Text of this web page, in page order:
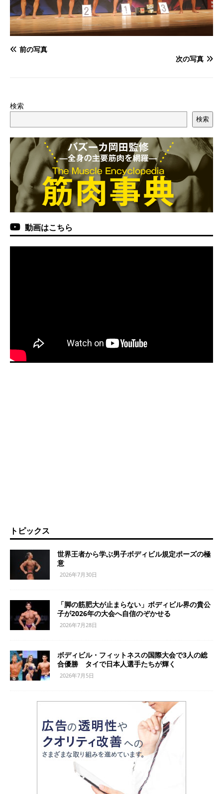
前の写真
次の写真
検索
検索
動画はこちら
トピックス
世界王者から学ぶ男子ボディビル規定ポーズの極
意
2026年7月30日
「脚の筋肥大が止まらない」ボディビル界の貴公
子が2026年の大会へ自信のぞかせる
2026年7月28日
ボディビル・フィットネスの国際大会で3人の総
合優勝 タイで日本人選手たちが輝く
2026年7月5日